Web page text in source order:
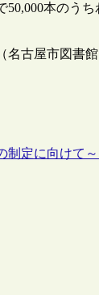
本のう
古屋市図書館
定に向けて